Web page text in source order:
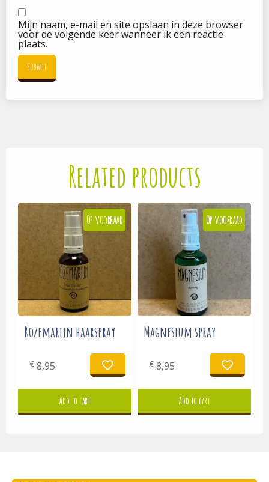
Mijn naam, e-mail en site opslaan in deze browser
voor de volgende keer wanneer ik een reactie
plaats.
Related products
Rozemarijn haarspray
€ 8,95
Add to cart
Magnesium spray
€ 8,95
Add to cart